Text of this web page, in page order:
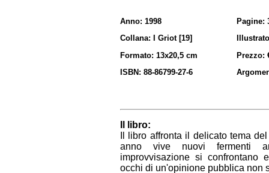
Anno: 1998
Collana: I Griot [19]
Formato: 13x20,5 cm
ISBN: 88-86799-27-6
Pagine:
Illustrato
Prezzo:
Il libro:
Il libro affronta il delicato tema
anno vive nuovi fermenti
improvvisazione si confrontano
occhi di un'opinione pubblica non